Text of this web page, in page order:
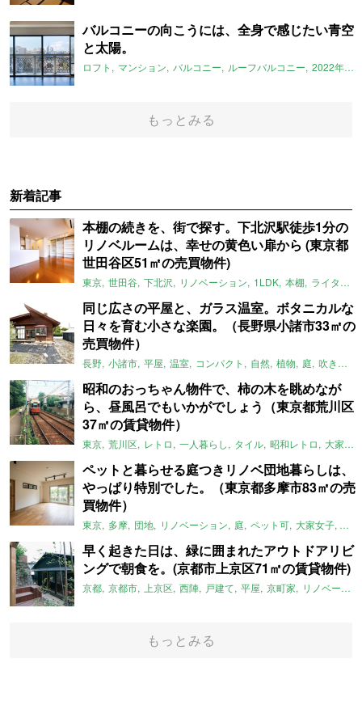
バルコニーの向こうには、全身で感じたい青空
と太陽。
ロフト マンション バルコニー ルーフバルコニー 2022年3月のおすすめ
もっとみる
新着記事
本棚の続きを、街で探す。下北沢駅徒歩1分の
リノベルームは、幸せの黄色い扉から (東京都
世田谷区51㎡の売買物件)
東京 世田谷 下北沢 リノベーション 1LDK 本棚 ライター：ほしりょうこ
同じ広さの平屋と、ガラス温室。ボタニカルな
日々を育む小さな楽園。（長野県小諸市33㎡の
売買物件）
長野 小諸市 平屋 温室 コンパクト 自然 植物 庭 吹き抜け
昭和のおっちゃん物件で、柿の木を眺めなが
ら、昼風呂でもいかがでしょう（東京都荒川区
37㎡の賃貸物件）
東京 荒川区 レトロ 一人暮らし タイル 昭和レトロ 大家女子
ペットと暮らせる庭つきリノベ団地暮らしは、
やっぱり特別でした。（東京都多摩市83㎡の売
買物件）
東京 多摩 団地 リノベーション 庭 ペット可 大家女子 団
早く起きた日は、緑に囲まれたアウトドアリビ
ングで朝食を。(京都市上京区71㎡の賃貸物件)
京都 京都市 上京区 西陣 戸建て 平屋 京町家 リノベーション
もっとみる